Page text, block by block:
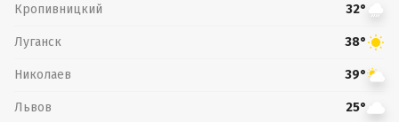
Кропивницкий 32°
Луганск 38°
Николаев 39°
Львов 25°